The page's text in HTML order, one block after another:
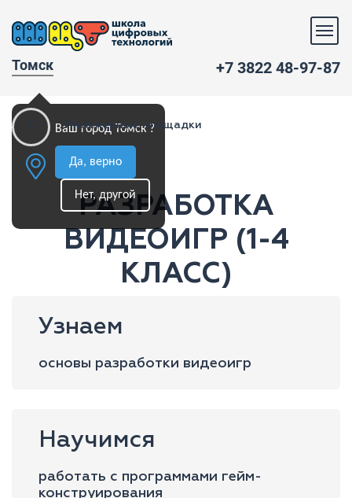
Томск
Ваш город Томск ?
Да, верно
Нет, другой
+7 3822 48-97-87
Инженерные площадки
РАЗРАБОТКА
ВИДЕОИГР (1-4
КЛАСС)
Узнаем
основы разработки видеоигр
Научимся
работать с программами гейм-
конструирования